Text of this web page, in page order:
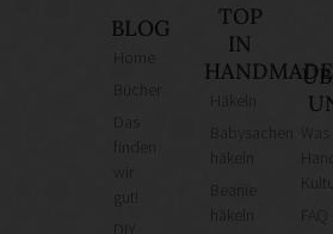
BLOG
finden
gut!
TOP
IN
HANDMADE
häkeln